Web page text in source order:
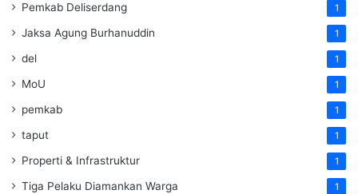
Pemkab Deliserdang 1
Jaksa Agung Burhanuddin 1
del 1
MoU 1
pemkab 1
taput 1
Properti & Infrastruktur 1
Tiga Pelaku Diamankan Warga 1